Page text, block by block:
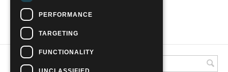
SHOW MORE
PERFORMANCE
TARGETING
FUNCTIONALITY